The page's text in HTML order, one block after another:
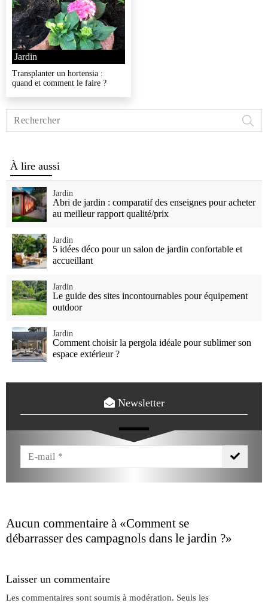
Transplanter un hortensia :
quand et comment le faire ?
Jardin
sur
À lire aussi
Abri de jardin : comparatif des enseignes pour acheter
au meilleur rapport qualité/prix
Jardin
5 idées déco pour un salon de jardin confortable et
accueillant
Jardin
Le guide des sites incontournables pour équipement
outdoor
Jardin
Comment choisir la pergola idéale pour sublimer son
espace extérieur ?
Jardin
Newsletter
Email
Aucun commentaire à «Comment se
débarrasser des campagnols dans le jardin ?»
Laisser un commentaire
Les commentaires sont soumis à modération. Seuls les